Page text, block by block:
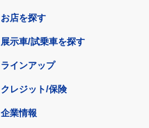
お店を探す
展示車/試乗車を探す
ラインアップ
クレジット/保険
企業情報